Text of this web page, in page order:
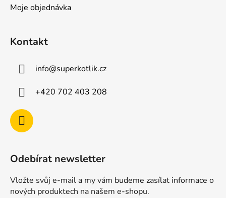
Moje objednávka
Kontakt
info@superkotlik.cz
+420 702 403 208
Odebírat newsletter
Vložte svůj e-mail a my vám budeme zasílat informace o
nových produktech na našem e-shopu.